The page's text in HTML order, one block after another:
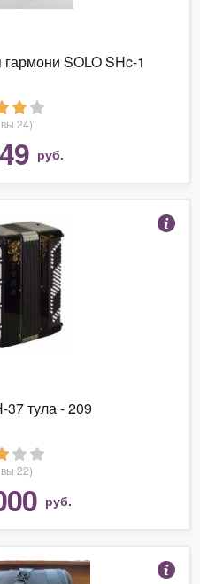
SOLO SHc-1
24)
руб.
тула - 209
22)
руб.